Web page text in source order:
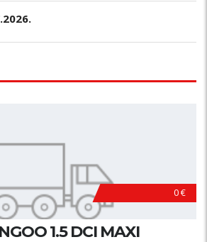
0 €
1.5 DCI MAXI